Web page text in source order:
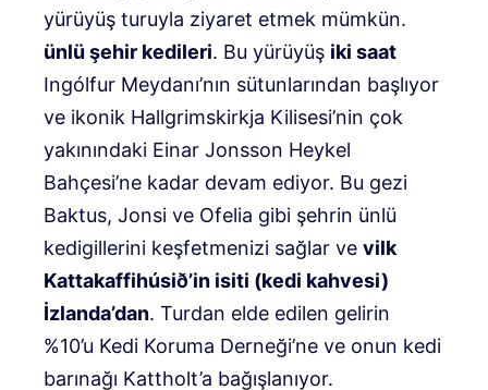
yürüyüş turuyla ziyaret etmek mümkün.
ünlü şehir kedileri. Bu yürüyüş iki saat
Ingólfur Meydanı’nın sütunlarından başlıyor
ve ikonik Hallgrimskirkja Kilisesi’nin çok
yakınındaki Einar Jonsson Heykel
Bahçesi’ne kadar devam ediyor. Bu gezi
Baktus, Jonsi ve Ofelia gibi şehrin ünlü
kedigillerini keşfetmenizi sağlar ve vilk
Kattakaffihúsið’in isiti (kedi kahvesi)
İzlanda’dan. Turdan elde edilen gelirin
%10’u Kedi Koruma Derneği’ne ve onun kedi
barınağı Kattholt’a bağışlanıyor.